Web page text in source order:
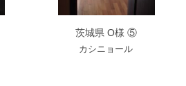
茨城県 O様 ⑤
カシニョール